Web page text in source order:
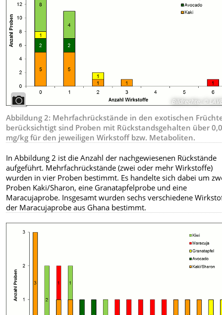
Bildrechte: ©
Abbildung 2: Mehrfachrückstände in den exotischen
berücksichtigt sind Proben mit Rückstandsgehalten über
mg/kg für den jeweiligen Wirkstoff bzw. Metaboliten.
In Abbildung 2 ist die Anzahl der nachgewiesenen Rückstände
aufgeführt. Mehrfachrückstände (zwei oder mehr Wirkstoffe)
wurden in vier Proben bestimmt. Es handelte sich dabei um
Proben Kaki/Sharon, eine Granatapfelprobe und eine
Maracujaprobe. Insgesamt wurden sechs verschiedene
der Maracujaprobe aus Ghana bestimmt.